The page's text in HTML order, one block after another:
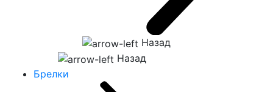
Назад
Назад
Брелки